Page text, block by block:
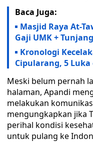
Baca Juga:
Masjid Raya At-
Gaji UMK +
Kronologi
Cipularang, 5 Luka
Meski belum pernah
halaman, Apandi
melakukan
mengungkapkan jika
perihal kondisi
untuk pulang ke